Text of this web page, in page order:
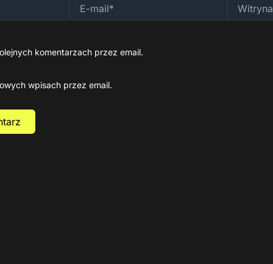
mail*
internetowa
komentarzach przez email.
wpisach przez email.